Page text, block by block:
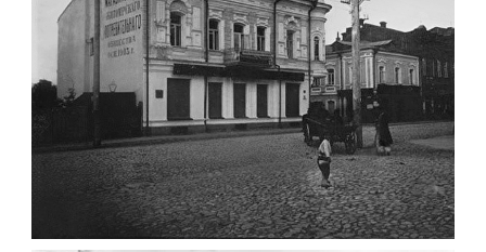
ФОТО ЖИТОМИРА 1905 ВУЛ.
МИХАЙЛІВСЬКА-СКОРУЛЬСЬКОГО